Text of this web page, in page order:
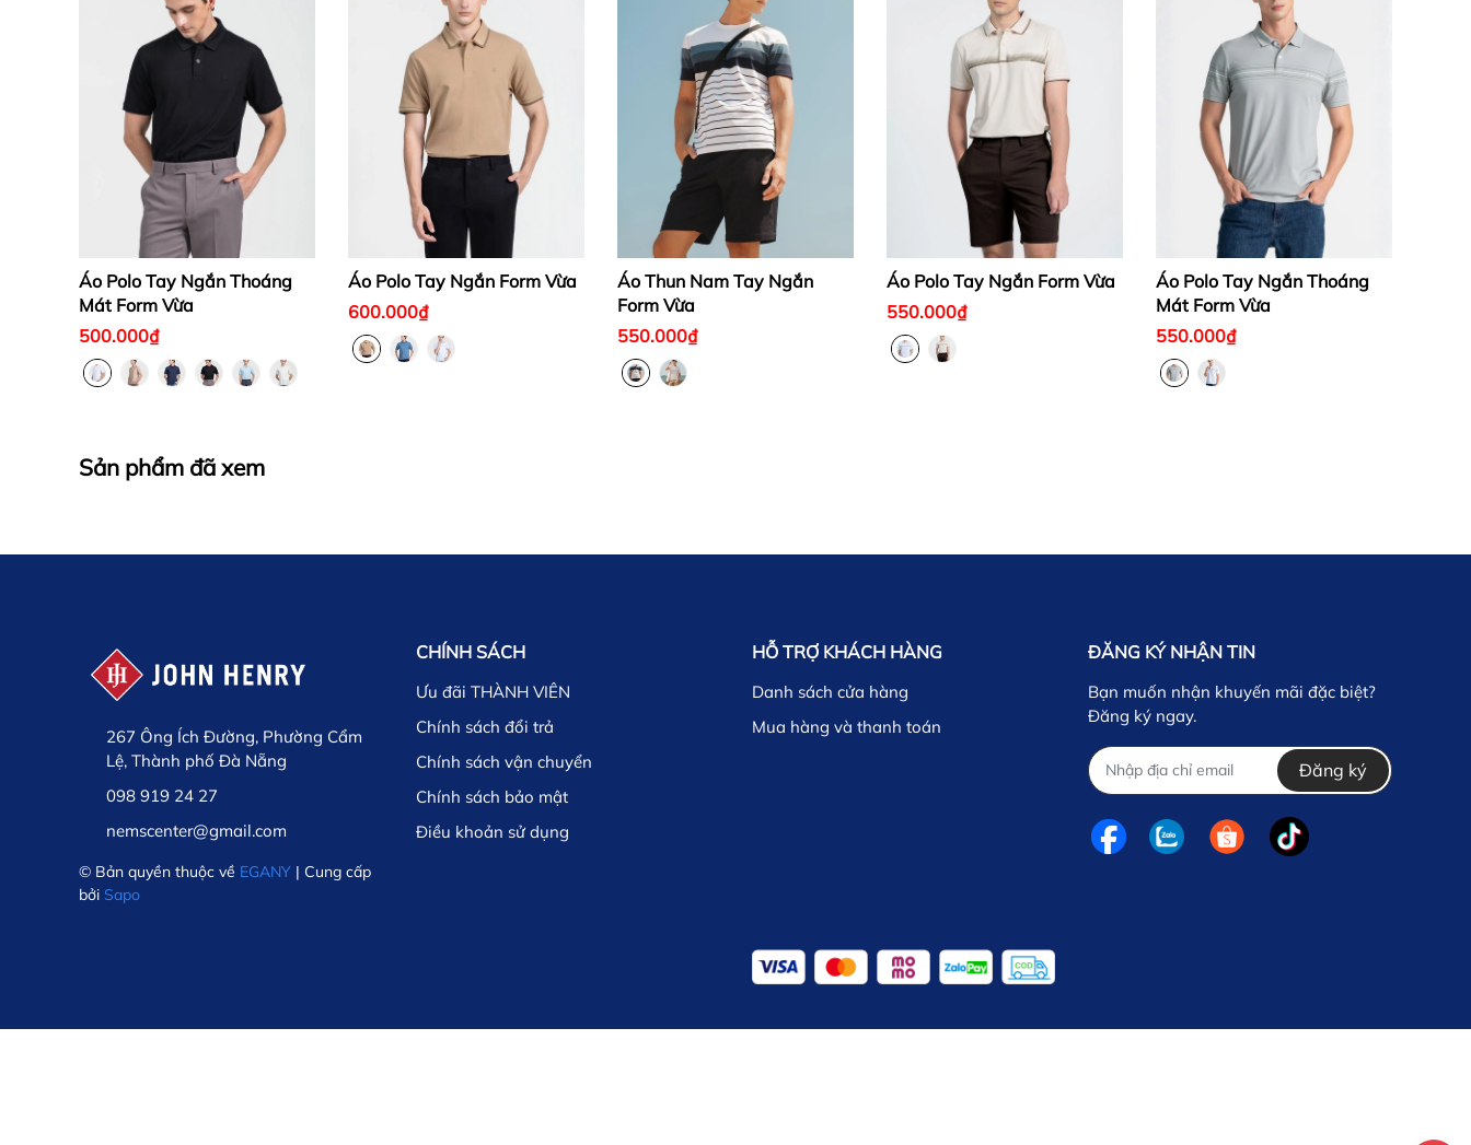
Áo Polo Tay Ngắn Thoáng
Mát Form Vừa
500.000₫
Áo Polo Tay Ngắn Form Vừa
600.000₫
Áo Thun Nam Tay Ngắn
Form Vừa
550.000₫
Áo Polo Tay Ngắn Form Vừa
550.000₫
Áo Polo Tay Ngắn Thoáng
Mát Form Vừa
550.000₫
Sản phẩm đã xem
267 Ông Ích Đường, Phường Cẩm
Lệ, Thành phố Đà Nẵng
098 919 24 27
nemscenter@gmail.com
© Bản quyền thuộc về EGANY | Cung cấp
bởi Sapo
CHÍNH SÁCH
Ưu đãi THÀNH VIÊN
Chính sách đổi trả
Chính sách vận chuyển
Chính sách bảo mật
Điều khoản sử dụng
HỖ TRỢ KHÁCH HÀNG
Danh sách cửa hàng
Mua hàng và thanh toán
ĐĂNG KÝ NHẬN TIN
Bạn muốn nhận khuyến mãi đặc biệt?
Đăng ký ngay.
Đăng ký